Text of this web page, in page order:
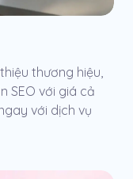
thương hiệu,
SEO với giá cả
với dịch vụ